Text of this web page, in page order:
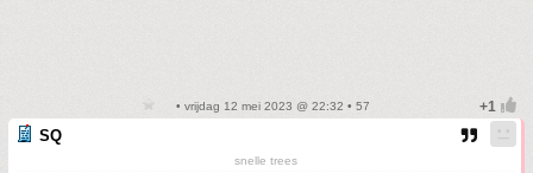
• vrijdag 12 mei 2023 @ 22:32 • 57
SQ
snelle trees